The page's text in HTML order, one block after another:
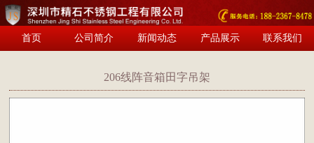
首页 公司简介 新闻动态 产品展示 联系我们
206线阵音箱田字吊架